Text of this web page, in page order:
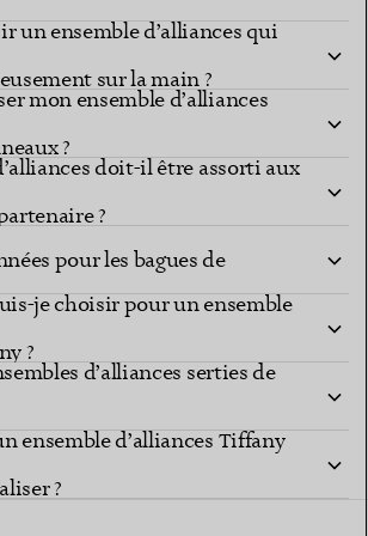
un ensemble d’alliances qui
sur la main ?
mon ensemble d’alliances
?
doit-il être assorti aux
?
proposent-elles des
pour les bagues de
?
je choisir pour un ensemble
?
d’alliances serties de
ensemble d’alliances Tiffany
?